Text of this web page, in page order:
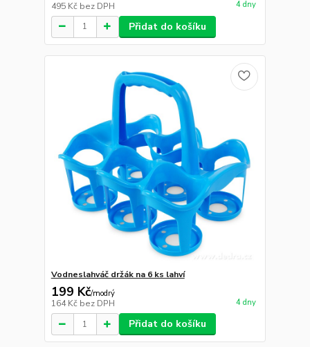
495 Kč bez DPH 4 dny
Přidat do košíku
Vodneslahváč držák na 6 ks lahví
199 Kč/modrý
164 Kč bez DPH 4 dny
Přidat do košíku